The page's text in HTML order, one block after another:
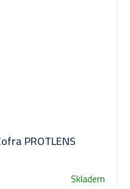
PROTLENS
Skladem